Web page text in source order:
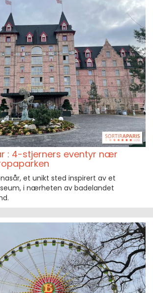
: 4-stjerners eventyr nær
et unikt sted inspirert av et
i nærheten av badelandet